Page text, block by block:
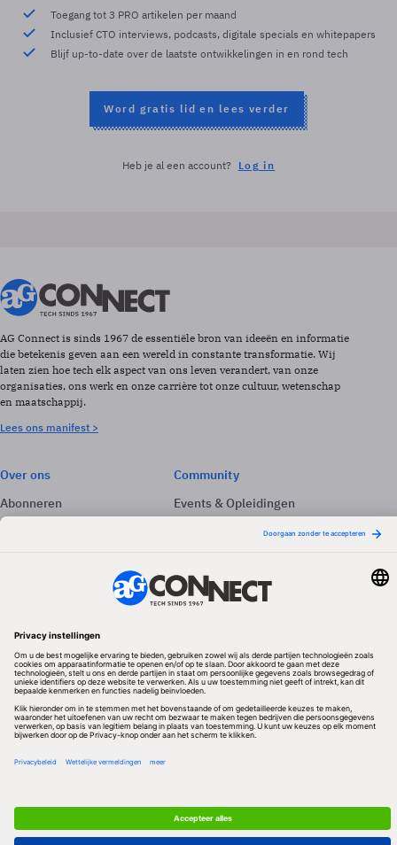
Toegang tot 3 PRO artikelen per maand
Inclusief CTO interviews, podcasts, digitale specials en whitepapers
Blijf up-to-date over de laatste ontwikkelingen in en rond tech
Word gratis lid en lees verder
Heb je al een account? Log in
AG Connect is sinds 1967 de essentiële bron van ideeën en informatie
die betekenis geven aan een wereld in constante transformatie. Wij
laten zien hoe tech elk aspect van ons leven verandert, van onze
organisaties, ons werk en onze carrière tot onze cultuur, wetenschap
en maatschappij.
Lees ons manifest >
Over ons
Abonneren
Adverteren
Community
Events & Opleidingen
Volg ons
Redactionele partner
Algemene Voorwaarden & Copyrights